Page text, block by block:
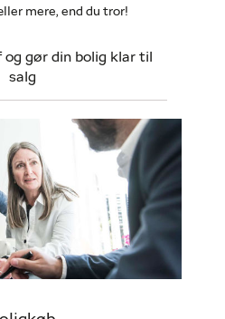
mere, end du tror!
og gør din bolig klar til
salg